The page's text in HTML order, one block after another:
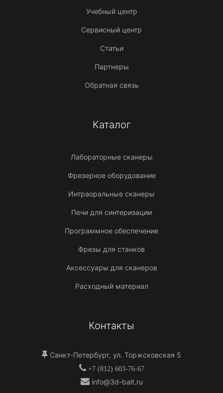
Учебный центр
Сервисный центр
Статьи
Партнеры
Обратная связь
Каталог
Лабораторные сканеры
Фрезерное оборудование
Интраоральные сканеры
Печи для синтеризации
Программное обеспечение
Фрезы для станков
Аксессуары для сканеров
Расходный материал
Контакты
Санкт-Петербург, ул. Торжсковская 5
+7 (812) 603-76-67
info@3d-balt.ru